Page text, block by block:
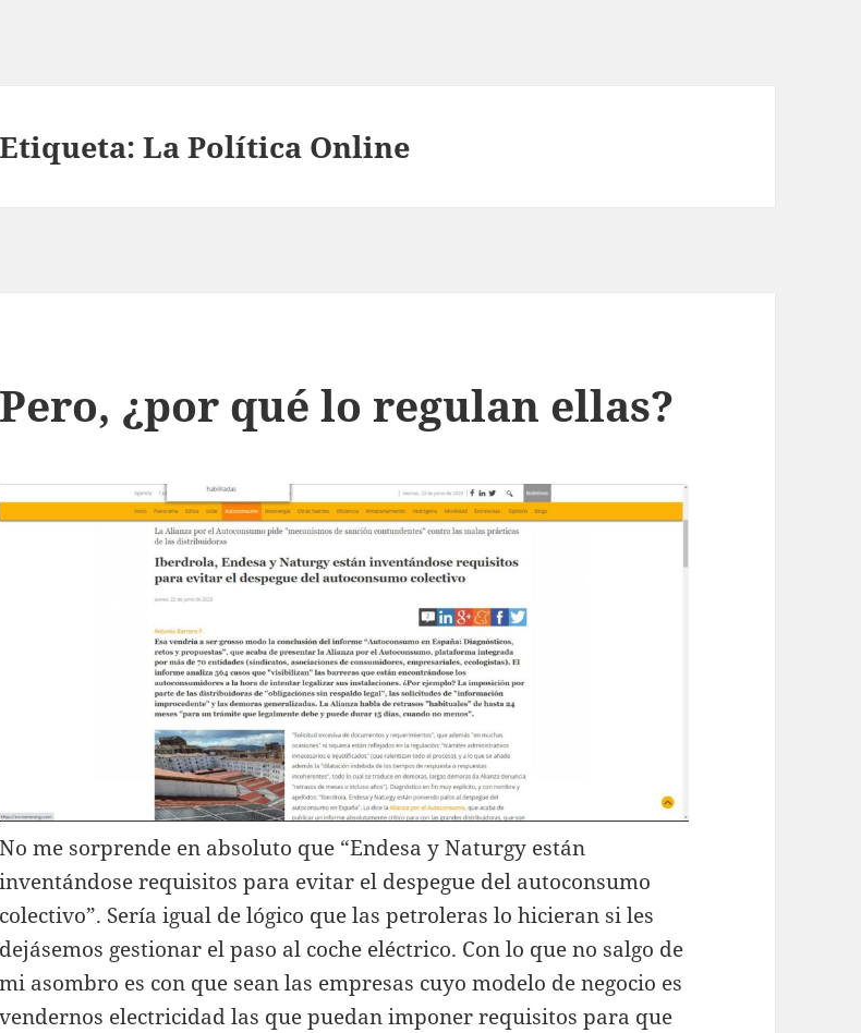
Etiqueta:La Política Online
Pero, ¿por qué lo regulan ellas?
No me sorprende en absoluto que “Endesa y Naturgy están
inventándose requisitos para evitar el despegue del autoconsumo
colectivo”. Sería igual de lógico que las petroleras lo hicieran si les
dejásemos gestionar el paso al coche eléctrico. Con lo que no salgo de
mi asombro es con que sean las empresas cuyo modelo de negocio es
vendernos electricidad las que puedan imponer requisitos para que